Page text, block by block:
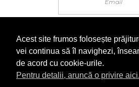
Acest site frumos folosește
vei continua să îl navighezi,
de acord cu cookie-urile.
Pentru detalii, aruncă o privire aici.